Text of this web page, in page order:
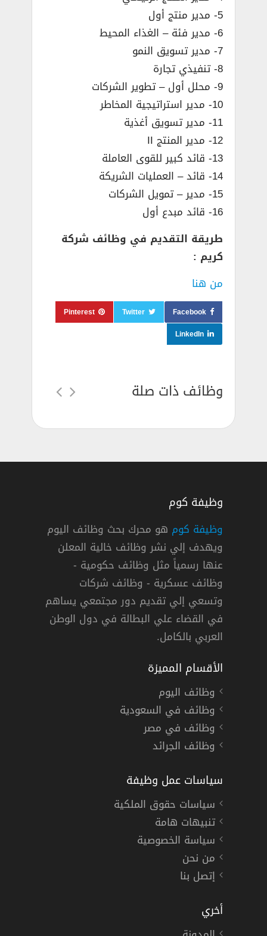
5- مدير منتج أول
6- مدير فئة – الغذاء المحيط
7- مدير تسويق النمو
8- تنفيذي تجارة
9- محلل أول – تطوير الشركات
10- مدير استراتيجية المخاطر
11- مدير تسويق أغذية
12- مدير المنتج II
13- قائد كبير للقوى العاملة
14- قائد – العمليات الشريكة
15- مدير – تمويل الشركات
16- قائد مبدع أول
طريقة التقديم في وظائف شركة
كريم :
من هنا
Facebook
Twitter
Pinterest
LinkedIn
وظائف ذات صلة
هدى بيوتي في دبي لعدة تخصصات
دوام كامل
وظيفة كوم
وظيفة كوم هو محرك بحث وظائف اليوم
ويهدف إلي نشر وظائف خالية المعلن
عنها رسمياً مثل وظائف حكومية -
وظائف عسكرية - وظائف شركات
وتسعي إلي تقديم دور مجتمعي يساهم
في القضاء علي البطالة في دول الوطن
العربي بالكامل.
الأقسام المميزة
وظائف اليوم
وظائف في السعودية
وظائف في مصر
وظائف الجرائد
سياسات عمل وظيفة
سياسات حقوق الملكية
تنبيهات هامة
سياسة الخصوصية
من نحن
إتصل بنا
أخري